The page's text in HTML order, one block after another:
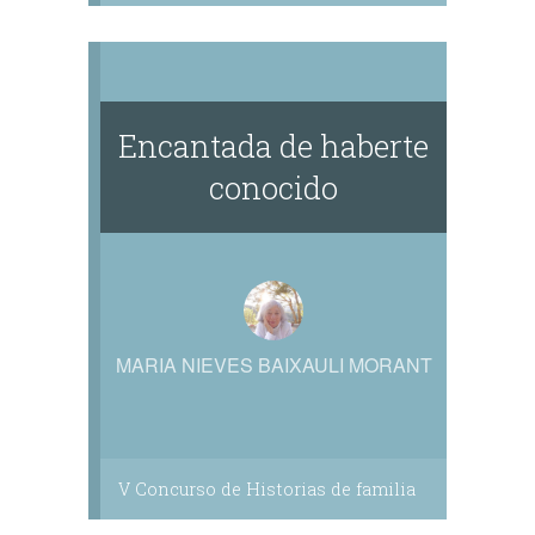
Encantada de haberte
conocido
MARIA NIEVES BAIXAULI MORANT
V Concurso de Historias de familia